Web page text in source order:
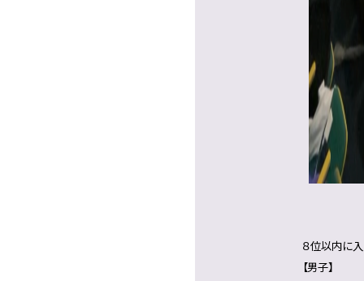
８位以内に
【男子】